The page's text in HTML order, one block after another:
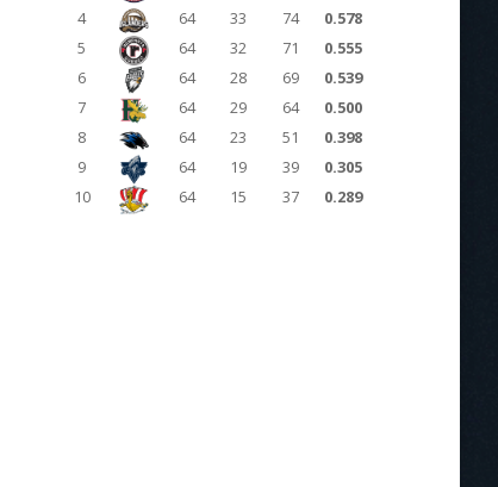
4
64 33 74
0.578
5
64 32 71
0.555
6
64 28 69
0.539
7
64 29 64
0.500
8
64 23 51
0.398
9
64 19 39
0.305
10
64 15 37 0.289